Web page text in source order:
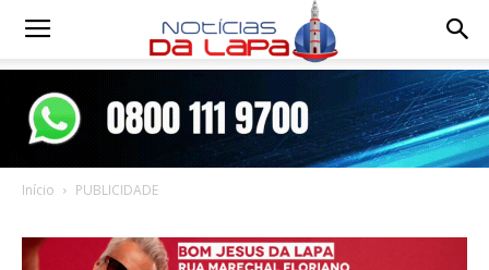
Notícias
Início PUBLICIDADE